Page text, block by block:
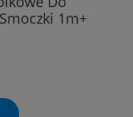
1m+